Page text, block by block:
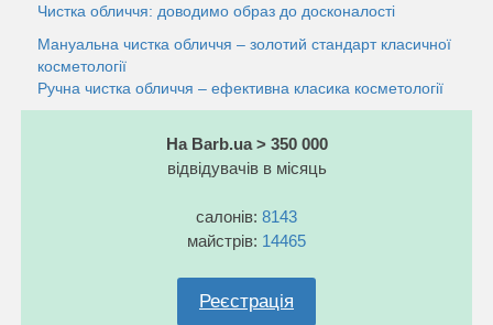
Чистка обличчя: доводимо образ до досконалості
Мануальна чистка обличчя – золотий стандарт класичної
косметології
Ручна чистка обличчя – ефективна класика косметології
На Barb.ua > 350 000
відвідувачів в місяць
салонів: 8143
майстрів: 14465
Реєстрація